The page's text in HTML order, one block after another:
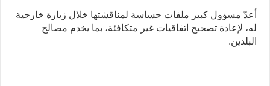
أعدّ مسؤول كبير ملفات حساسة لمناقشتها خلال زيارة خارجية
له، لإعادة تصحيح اتفاقيات غير متكافئة، بما يخدم مصالح
البلدين.